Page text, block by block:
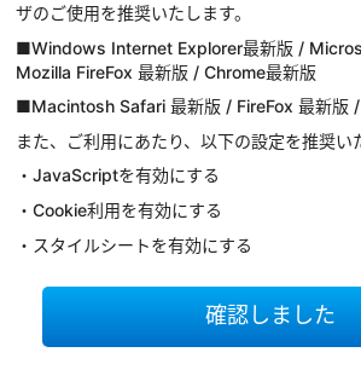
ザのご使用を推奨いたします。
■Windows Internet Explorer最新版 /
Mozilla FireFox 最新版 / Chrome最新版
■Macintosh Safari 最新版 / FireFox 最新版
また、ご利用にあたり、以下の設定を推奨い
・JavaScriptを有効にする
・Cookie利用を有効にする
・スタイルシートを有効にする
確認しました